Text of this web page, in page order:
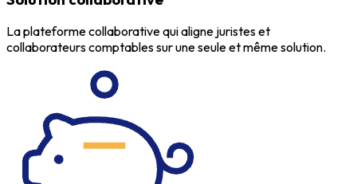
La plateforme collaborative qui aligne juristes et
collaborateurs comptables sur une seule et même solution.